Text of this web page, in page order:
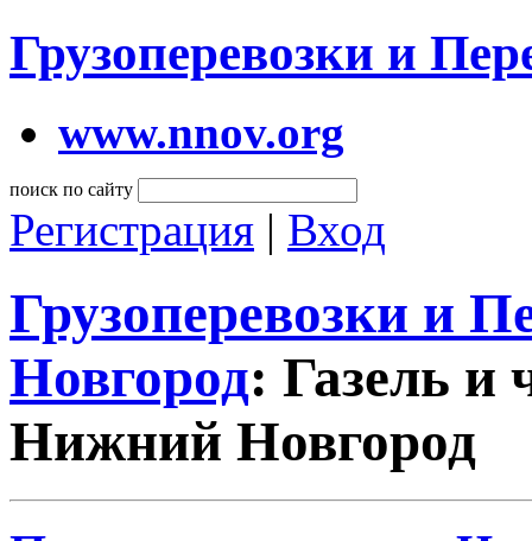
Грузоперевозки и
www.nnov.org
поиск по сайту
Регистрация | Вход
Грузоперевозки и
Новгород: Газель и
Нижний Новгород